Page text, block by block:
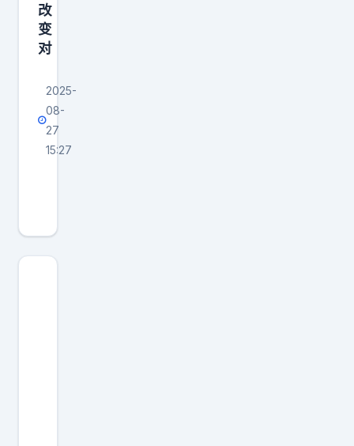
改
变
对
2025-
08-
27
15:27
消
息